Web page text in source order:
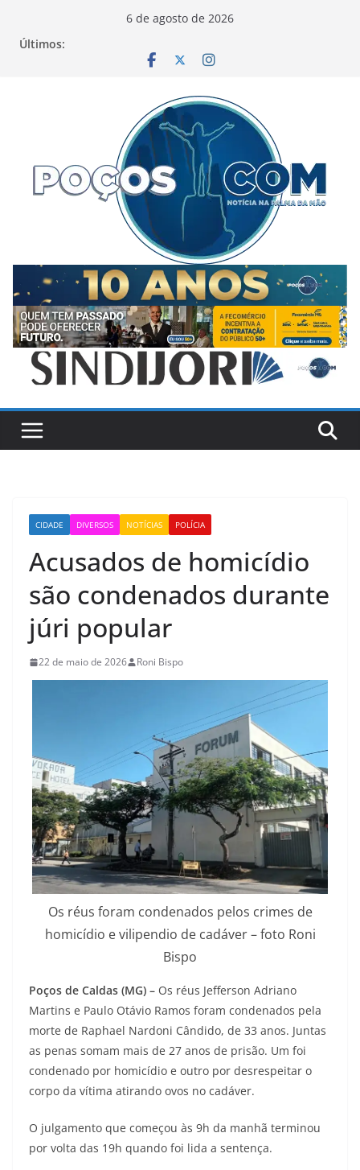
6 de agosto de 2026
Últimos:
CIDADE DIVERSOS NOTÍCIAS POLÍCIA
Acusados de homicídio
são condenados durante
júri popular
22 de maio de 2026 Roni Bispo
Os réus foram condenados pelos crimes de
homicídio e vilipendio de cadáver – foto Roni
Bispo
Poços de Caldas (MG) – Os réus Jefferson Adriano
Martins e Paulo Otávio Ramos foram condenados pela
morte de Raphael Nardoni Cândido, de 33 anos. Juntas
as penas somam mais de 27 anos de prisão. Um foi
condenado por homicídio e outro por desrespeitar o
corpo da vítima atirando ovos no cadáver.
O julgamento que começou às 9h da manhã terminou
por volta das 19h quando foi lida a sentença.